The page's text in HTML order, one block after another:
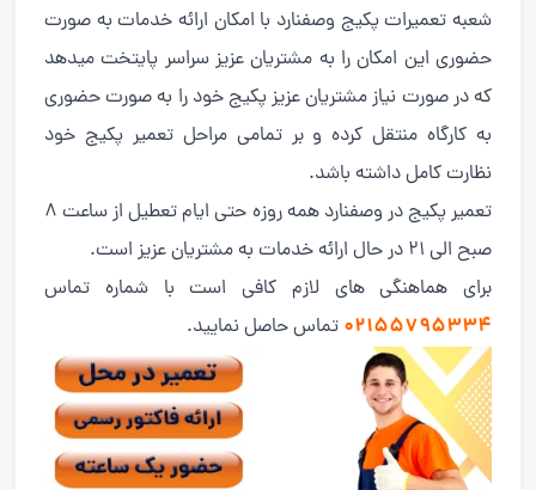
شعبه تعمیرات پکیج وصفنارد با امکان ارائه خدمات به صورت
حضوری این امکان را به مشتریان عزیز سراسر پایتخت میدهد
که در صورت نیاز مشتریان عزیز پکیج خود را به صورت حضوری
به کارگاه منتقل کرده و بر تمامی مراحل تعمیر پکیج خود
نظارت کامل داشته باشد.
تعمیر پکیج در وصفنارد همه روزه حتی ایام تعطیل از ساعت 8
صبح الی 21 در حال ارائه خدمات به مشتریان عزیز است.
برای هماهنگی های لازم کافی است با شماره تماس
02155795334 تماس حاصل نمایید.